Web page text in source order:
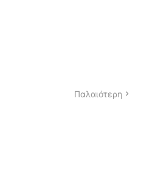
Παλαιότερη